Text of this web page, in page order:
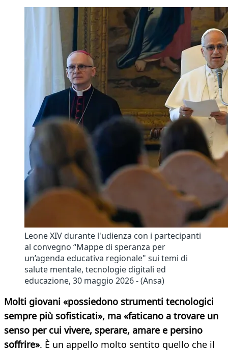
Leone XIV durante l'udienza con i partecipanti
al convegno “Mappe di speranza per
un’agenda educativa regionale" sui temi di
salute mentale, tecnologie digitali ed
educazione, 30 maggio 2026 - (Ansa)
Molti giovani «possiedono strumenti tecnologici
sempre più sofisticati», ma «faticano a trovare un
senso per cui vivere, sperare, amare e persino
soffrire». È un appello molto sentito quello che il